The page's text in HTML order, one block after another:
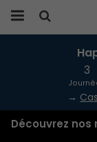
3
→
Découvrez